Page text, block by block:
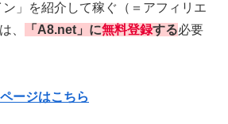
」を紹介して稼ぐ（＝アフィリエ
、
「A8.net」に無料登録する必要
ージはこちら